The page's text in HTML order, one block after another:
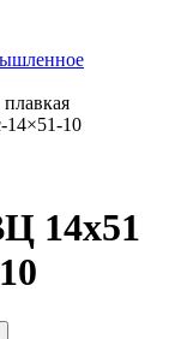
10
14х51